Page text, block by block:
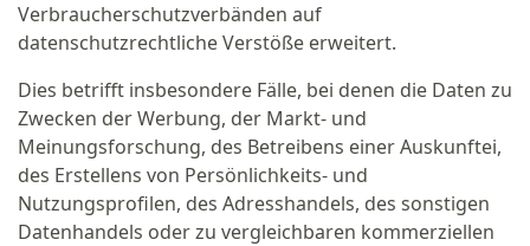
Verbraucherschutzverbänden auf
datenschutzrechtliche Verstöße erweitert.
Dies betrifft insbesondere Fälle, bei denen die Daten zu
Zwecken der Werbung, der Markt- und
Meinungsforschung, des Betreibens einer Auskunftei,
des Erstellens von Persönlichkeits- und
Nutzungsprofilen, des Adresshandels, des sonstigen
Datenhandels oder zu vergleichbaren kommerziellen